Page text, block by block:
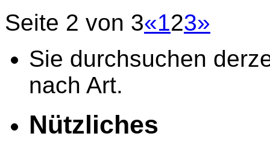
Seite 2 von 3«123»
Sie durchsuchen
nach Art.
Nützliches